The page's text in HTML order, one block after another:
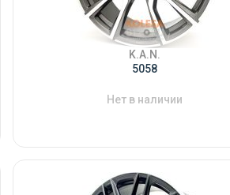
K.A.N.
5058
Нет в наличии